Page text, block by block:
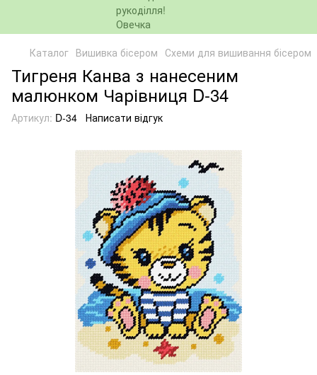
Каталог Вишивка бісером Схеми для вишивання бісером
Тигреня Канва з нанесеним
малюнком Чарівниця D-34
Артикул: D-34 Написати відгук